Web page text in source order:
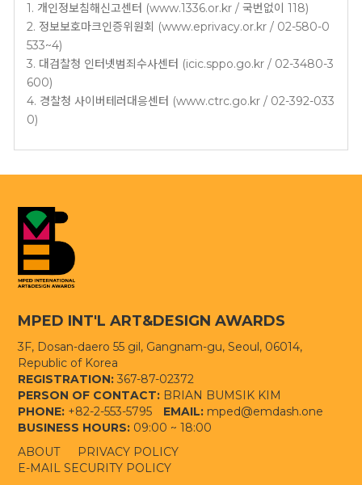
1. 개인정보침해신고센터 (www.1336.or.kr / 국번없이 118)
2. 정보보호마크인증위원회 (www.eprivacy.or.kr / 02-580-0
533~4)
3. 대검찰청 인터넷범죄수사센터 (icic.sppo.go.kr / 02-3480-3
600)
4. 경찰청 사이버테러대응센터 (www.ctrc.go.kr / 02-392-033
0)
MPED INT'L ART&DESIGN AWARDS
3F, Dosan-daero 55 gil, Gangnam-gu, Seoul, 06014,
Republic of Korea
REGISTRATION: 367-87-02372
PERSON OF CONTACT: BRIAN BUMSIK KIM
PHONE: +82-2-553-5795 EMAIL: mped@emdash.one
BUSINESS HOURS: 09:00 ~ 18:00
ABOUT
PRIVACY POLICY
E-MAIL SECURITY POLICY